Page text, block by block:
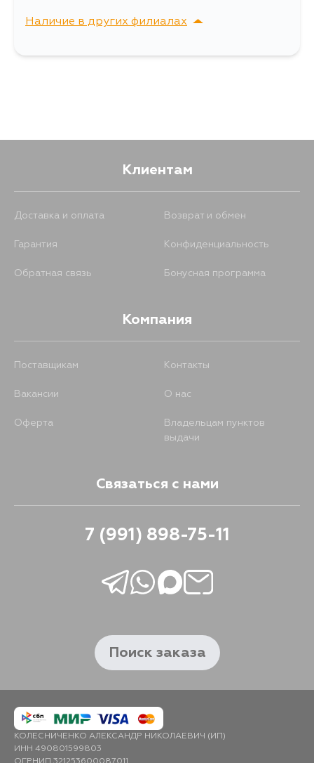
Наличие в других филиалах
г. Владивосток,
Клиентам
Доставка и оплата Возврат и обмен
Гарантия Конфиденциальность
Обратная связь Бонусная программа
Компания
Поставщикам Контакты
Вакансии О нас
Оферта
Владельцам пунктов
выдачи
Связаться с нами
7 (991) 898-75-11
Поиск заказа
КОЛЕСНИЧЕНКО АЛЕКСАНДР НИКОЛАЕВИЧ (ИП)
ИНН 490801599803